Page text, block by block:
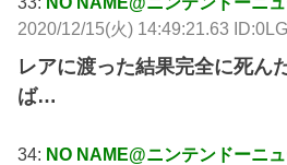
2020/12/15(火) 14:49:21.63
レアに渡った結果完全に死ん
ば…
34: NO NAME@ニンテンドーニ